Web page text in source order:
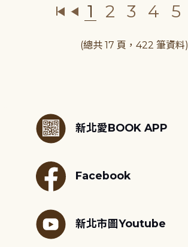
1 2 3 4 5
(總共 17 頁，422 筆資料)
新北愛BOOK APP
Facebook
新北市圖Youtube